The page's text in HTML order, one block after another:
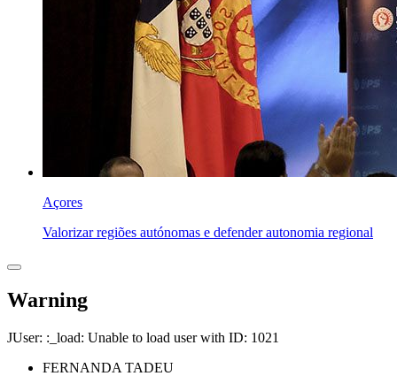
Açores
Valorizar regiões autónomas e defender autonomia regional
Warning
JUser: :_load: Unable to load user with ID: 1021
FERNANDA TADEU